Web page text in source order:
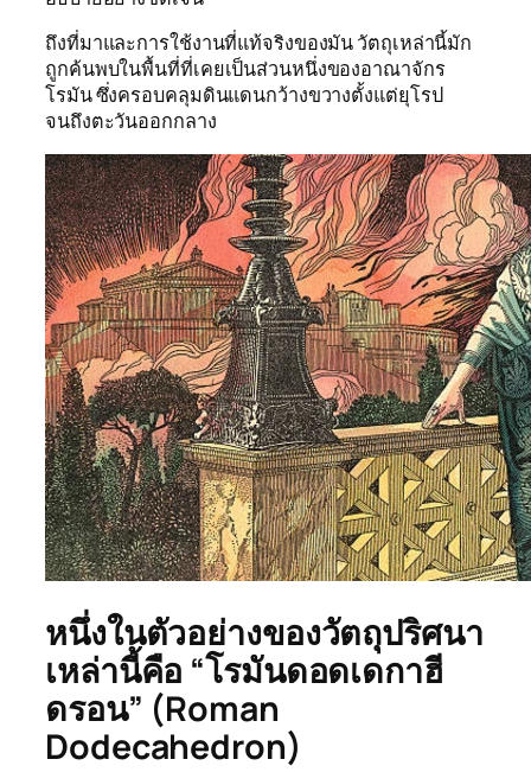
ถึงที่มาและการใช้งานที่แท้จริงของมัน วัตถุเหล่านี้มัก
ถูกค้นพบในพื้นที่ที่เคยเป็นส่วนหนึ่งของอาณาจักร
โรมัน ซึ่งครอบคลุมดินแดนกว้างขวางตั้งแต่ยุโรป
จนถึงตะวันออกกลาง
หนึ่งในตัวอย่างของวัตถุปริศนา
เหล่านี้คือ “โรมันดอดเดกาฮี
ดรอน” (Roman
Dodecahedron)